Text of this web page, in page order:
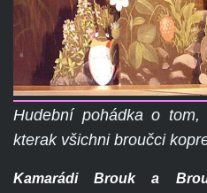
Hudební pohádka o
kterak všichni broučci
Kamarádi Brouk a